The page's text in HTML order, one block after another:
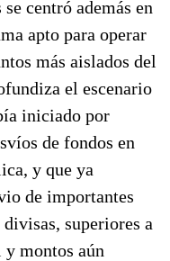
centró además en
apto para operar
más aislados del
el escenario
iniciado por
de fondos en
y que ya
de importantes
superiores a
montos aún